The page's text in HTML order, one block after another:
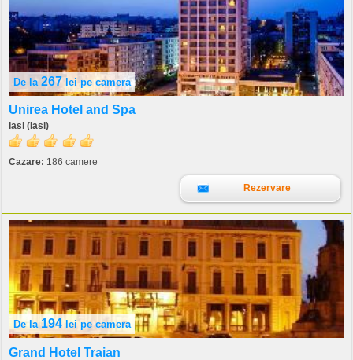
De la 267 leipe camera
Unirea Hotel and Spa
Iasi (Iasi)
Cazare: 186 camere
Rezervare
De la194 lei pe camera
Grand Hotel Traian